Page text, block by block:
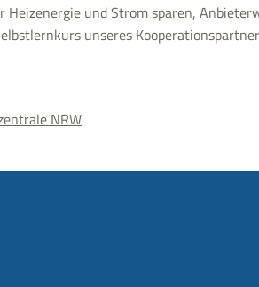
und Strom sparen,
unseres
NRW